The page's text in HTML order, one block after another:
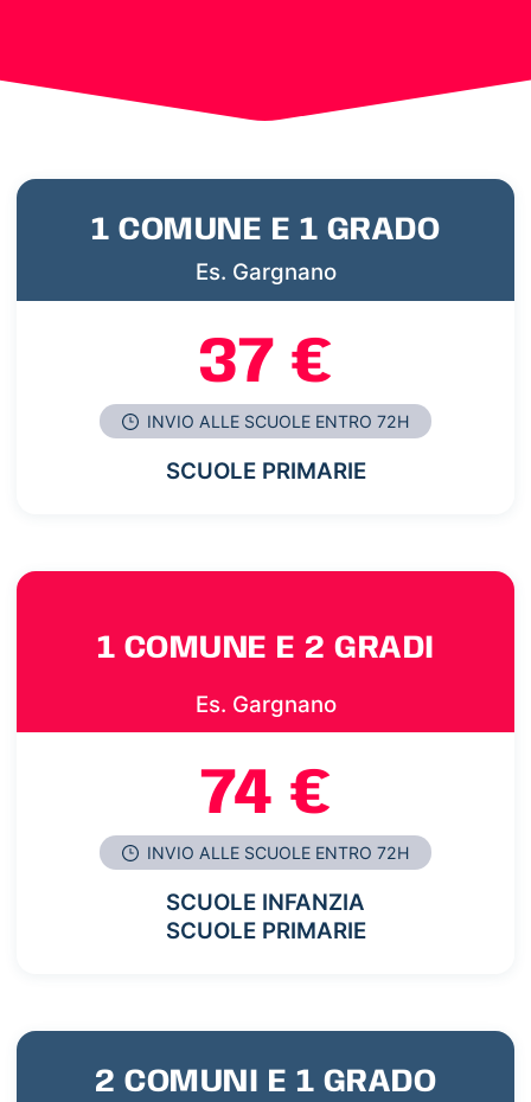
1 COMUNE E 1 GRADO
Es. Gargnano
37 €
INVIO ALLE SCUOLE ENTRO 72H
SCUOLE PRIMARIE
1 COMUNE E 2 GRADI
Es. Gargnano
74 €
INVIO ALLE SCUOLE ENTRO 72H
SCUOLE INFANZIA
SCUOLE PRIMARIE
2 COMUNI E 1 GRADO